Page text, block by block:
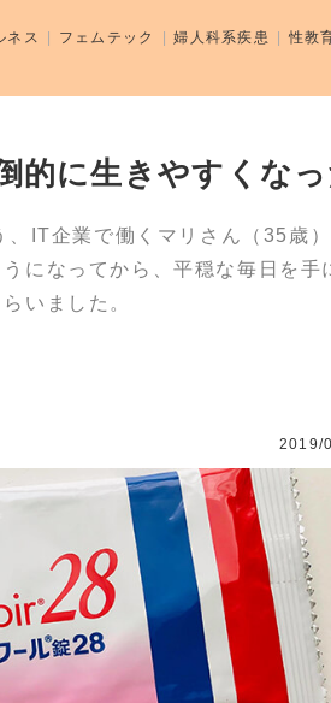
的に生きやすくなっ
IT企業で働くマリさん（35歳）
になってから、平穏な毎日を手
いました。
2019/
ネス フェムテック 婦人科系疾患
性教